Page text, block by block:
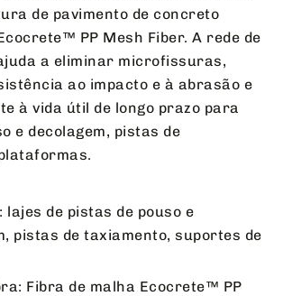
de pavimento de concreto
PP Mesh Fiber. A rede de
a eliminar microfissuras,
ao impacto e à abrasão e
à vida útil de longo prazo para
e decolagem, pistas de
lajes de pistas de pouso e
pistas de taxiamento, suportes de
Fibra de malha Ecocrete™ PP